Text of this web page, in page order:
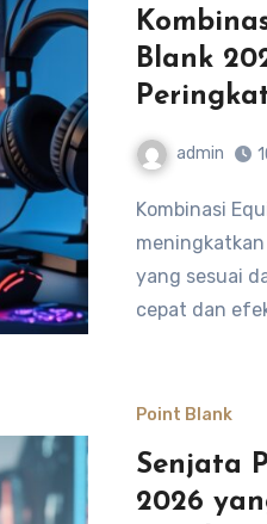
Blank
admin
Kombinasi Equipment yang tepat sangat penting untuk
yang sesuai
cepat dan
Point Blank
Senjata
2026